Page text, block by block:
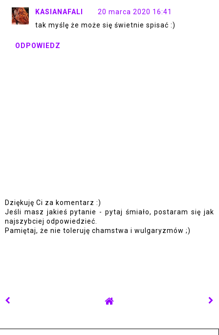
KASIANAFALI
20 marca 2020 16:41
tak myślę że może się świetnie spisać :)
ODPOWIEDZ
Dziękuję Ci za komentarz :)
Jeśli masz jakieś pytanie - pytaj śmiało, postaram się jak
najszybciej odpowiedzieć.
Pamiętaj, że nie toleruję chamstwa i wulgaryzmów ;)